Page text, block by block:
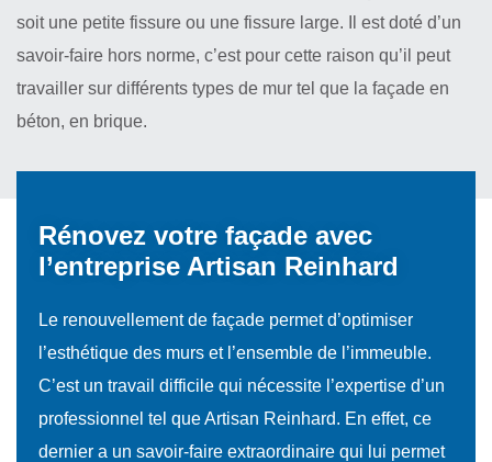
soit une petite fissure ou une fissure large. Il est doté d’un
savoir-faire hors norme, c’est pour cette raison qu’il peut
travailler sur différents types de mur tel que la façade en
béton, en brique.
Rénovez votre façade avec
l’entreprise Artisan Reinhard
Le renouvellement de façade permet d’optimiser
l’esthétique des murs et l’ensemble de l’immeuble.
C’est un travail difficile qui nécessite l’expertise d’un
professionnel tel que Artisan Reinhard. En effet, ce
dernier a un savoir-faire extraordinaire qui lui permet